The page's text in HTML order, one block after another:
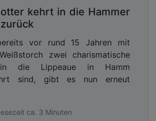
kehrt in die Hammer
vor rund 15 Jahren mit
zwei charismatische
in die Lippeaue in Hamm
sind, gibt es nun erneut
ca. 3 Minuten